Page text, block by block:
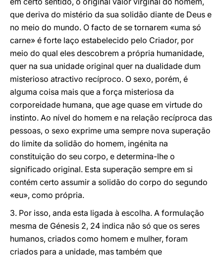
que deriva do mistério da sua solidão diante de Deus e
no meio do mundo. O facto de se tornarem «uma só
carne» é forte laço estabelecido pelo Criador, por
meio do qual eles descobrem a própria humanidade,
quer na sua unidade original quer na dualidade dum
misterioso atractivo recíproco. O sexo, porém, é
alguma coisa mais que a força misteriosa da
corporeidade humana, que age quase em virtude do
instinto. Ao nível do homem e na relação recíproca das
pessoas, o sexo exprime uma sempre nova superação
do limite da solidão do homem, ingénita na
constituição do seu corpo, e determina-lhe o
significado original. Esta superação sempre em si
contém certo assumir a solidão do corpo do segundo
«eu», como própria.
3. Por isso, anda esta ligada à escolha. A formulação
mesma de Génesis 2, 24 indica não só que os seres
humanos, criados como homem e mulher, foram
criados para a unidade, mas também que